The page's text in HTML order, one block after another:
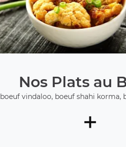
Nos Plats au
boeuf vindaloo, boeuf shahi korma,
+